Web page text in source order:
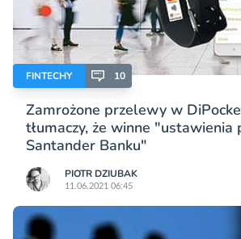
FINTECHY 10
Zamrożone przelewy w
tłumaczy, że winne "ustawienia
Santander Banku"
PIOTR DZIUBAK
11.06.2021 06:45